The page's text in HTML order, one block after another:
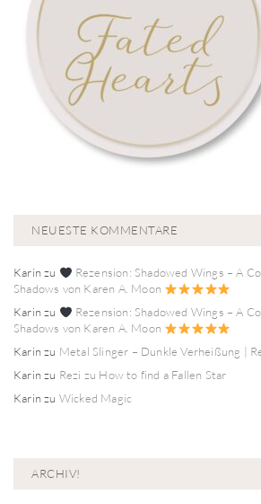
NEUESTE KOMMENTARE
Karinzu
Rezension: Shadowed Wings – A
Shadows von Karen A. Moon
Karinzu
Rezension: Shadowed Wings – A
Shadows von Karen A. Moon
Karinzu Metal Slinger – Dunkle Verheißung |
Karinzu Rezi zu How to find a Fallen Star
Karinzu Wicked Magic
ARCHIV!